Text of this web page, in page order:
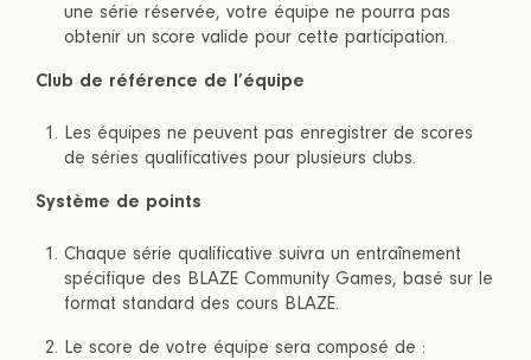
une série réservée, votre équipe ne pourra pas
obtenir un score valide pour cette participation.
Club de référence de l’équipe
Les équipes ne peuvent pas enregistrer de scores
de séries qualificatives pour plusieurs clubs.
Système de points
Chaque série qualificative suivra un entraînement
spécifique des BLAZE Community Games, basé sur le
format standard des cours BLAZE.
Le score de votre équipe sera composé de :